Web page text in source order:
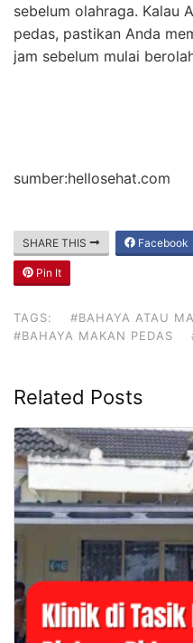
sebelum olahraga. Kalau
pedas, pastikan Anda
jam sebelum mulai
sumber:hellosehat.com
SHARE THIS Facebook
Pin It
TAGS:
#BAHAYA ATAU
#BAHAYA MAKAN PEDAS
Related Posts